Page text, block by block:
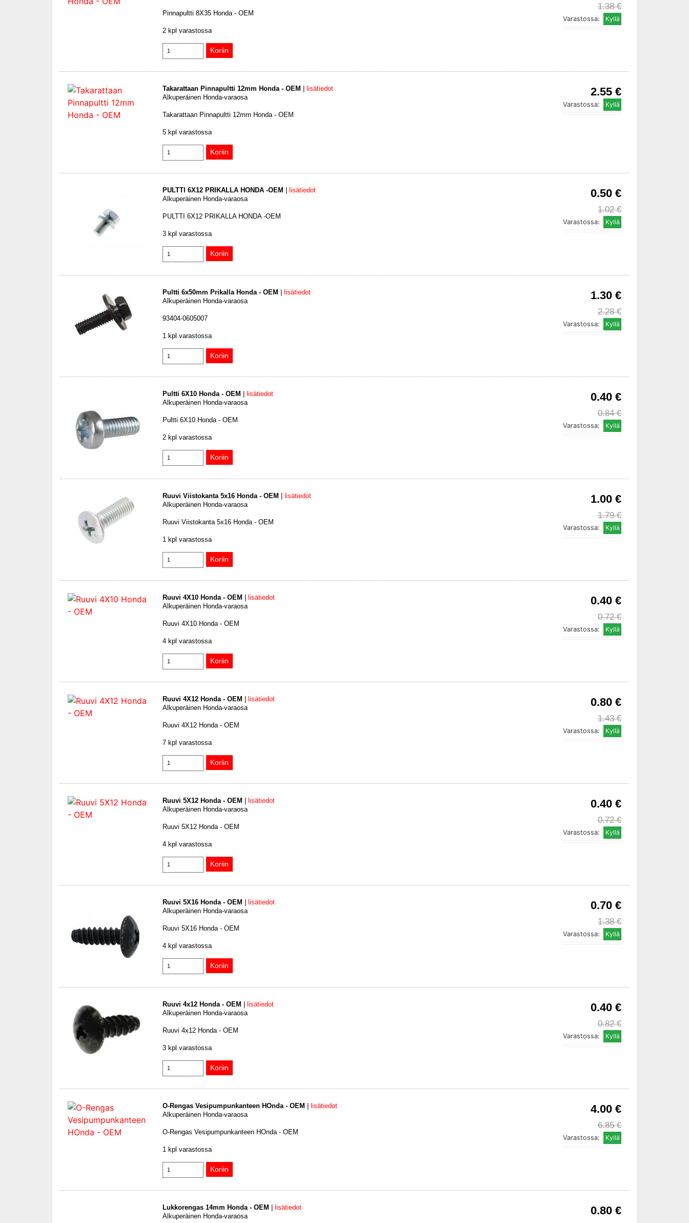
1.38 €
Varastossa:
Pinnapultti 8X35 Honda - OEM
2 kpl varastossa
2.55 €
Varastossa:
Takarattaan Pinnapultti 12mm Honda - OEM
lisätiedot
Alkuperäinen Honda-varaosa
Takarattaan Pinnapultti 12mm Honda - OEM
5 kpl varastossa
0.50 €
1.02 €
Varastossa:
PULTTI 6X12 PRIKALLA HONDA -OEM
lisätiedot
Alkuperäinen Honda-varaosa
PULTTI 6X12 PRIKALLA HONDA -OEM
3 kpl varastossa
1.30 €
2.28 €
Varastossa:
Pultti 6x50mm Prikalla Honda - OEM
lisätiedot
Alkuperäinen Honda-varaosa
93404-0605007
1 kpl varastossa
0.40 €
0.84 €
Varastossa:
Pultti 6X10 Honda - OEM
lisätiedot
Alkuperäinen Honda-varaosa
Pultti 6X10 Honda - OEM
2 kpl varastossa
1.00 €
1.79 €
Varastossa:
Ruuvi Viistokanta 5x16 Honda - OEM
lisätiedot
Alkuperäinen Honda-varaosa
Ruuvi Viistokanta 5x16 Honda - OEM
1 kpl varastossa
0.40 €
0.72 €
Varastossa:
Ruuvi 4X10 Honda - OEM
lisätiedot
Alkuperäinen Honda-varaosa
Ruuvi 4X10 Honda - OEM
4 kpl varastossa
0.80 €
1.43 €
Varastossa:
Ruuvi 4X12 Honda - OEM
lisätiedot
Alkuperäinen Honda-varaosa
Ruuvi 4X12 Honda - OEM
7 kpl varastossa
0.40 €
0.72 €
Varastossa:
Ruuvi 5X12 Honda - OEM
lisätiedot
Alkuperäinen Honda-varaosa
Ruuvi 5X12 Honda - OEM
4 kpl varastossa
0.70 €
1.38 €
Varastossa:
Ruuvi 5X16 Honda - OEM
lisätiedot
Alkuperäinen Honda-varaosa
Ruuvi 5X16 Honda - OEM
4 kpl varastossa
0.40 €
0.82 €
Varastossa:
Ruuvi 4x12 Honda - OEM
lisätiedot
Alkuperäinen Honda-varaosa
Ruuvi 4x12 Honda - OEM
3 kpl varastossa
4.00 €
6.85 €
Varastossa:
O-Rengas Vesipumpunkanteen HOnda - OEM
lisätiedot
Alkuperäinen Honda-varaosa
O-Rengas Vesipumpunkanteen HOnda - OEM
1 kpl varastossa
0.80 €
Lukkorengas 14mm Honda - OEM
lisätiedot
Alkuperäinen Honda-varaosa